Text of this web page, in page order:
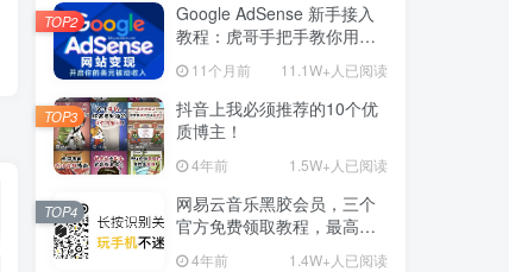
Google AdSense 新手接入
教程：虎哥手把手教你用网
站赚取美元收入
11个月前 11.1W+人已阅读
TOP2
抖音上我必须推荐的10个优
质博主！
4年前 1.5W+人已阅读
TOP3
网易云音乐黑胶会员，三个
官方免费领取教程，最高可
领1年
4年前 1.4W+人已阅读
TOP4